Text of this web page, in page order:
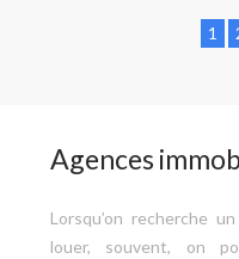
1
Agences
Lorsqu’on recherche
louer, souvent, on